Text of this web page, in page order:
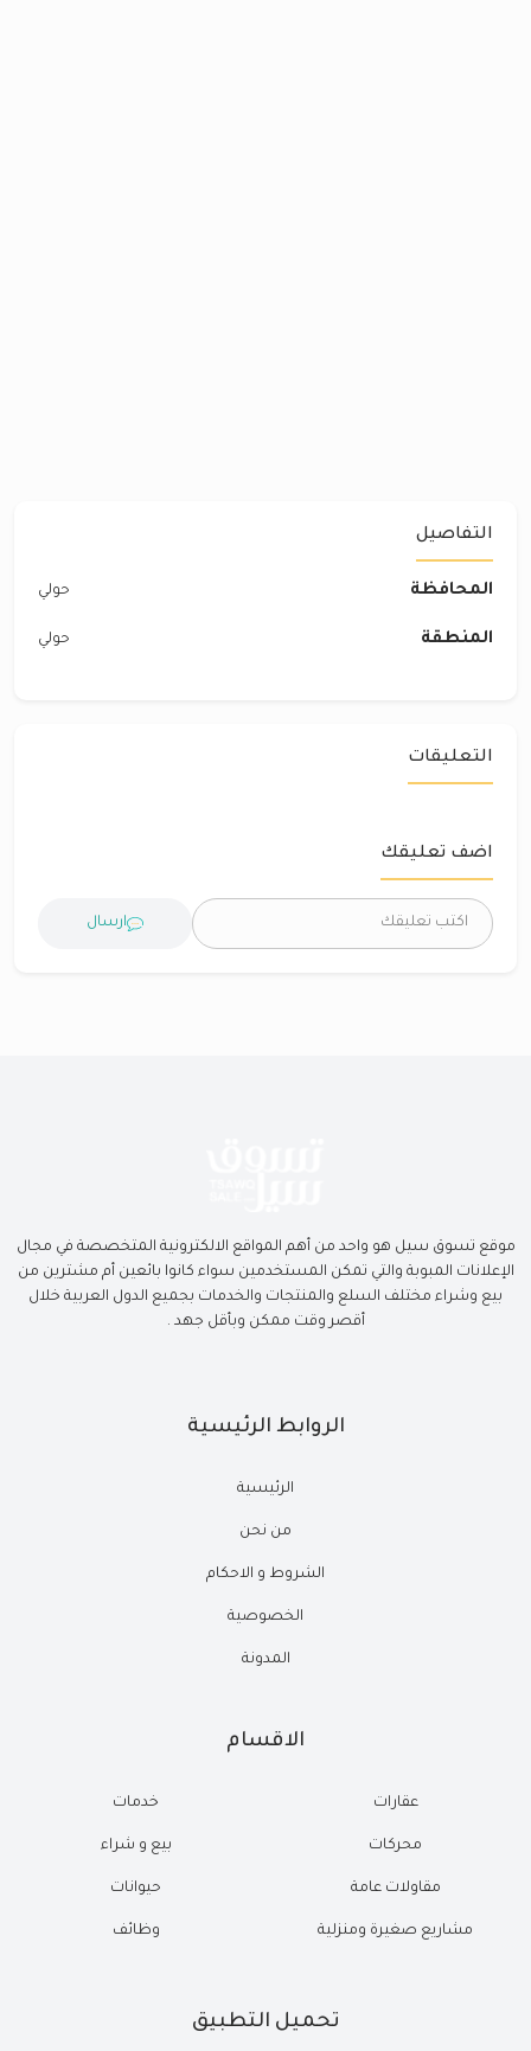
التفاصيل
المحافظة حولي
المنطقة حولي
التعليقات
اضف تعليقك
ارسال
موقع تسوق سيل هو واحد من أهم المواقع الالكترونية المتخصصة في مجال
الإعلانات المبوبة والتي تمكن المستخدمين سواء كانوا بائعين أم مشترين من
بيع وشراء مختلف السلع والمنتجات والخدمات بجميع الدول العربية خلال
أقصر وقت ممكن وبأقل جهد .
الروابط الرئيسية
الرئيسية
من نحن
الشروط و الاحكام
الخصوصية
المدونة
الاقسام
عقارات
محركات
مقاولات عامة
مشاريع صغيرة ومنزلية
خدمات
بيع و شراء
حيوانات
وظائف
تحميل التطبيق